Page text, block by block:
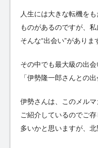
人生には大きな転機をも
ものがあるのですが、
そんな“出会い”がありま
その中でも最大級の出
「伊勢隆一郎さんとの出
伊勢さんは、このメル
ご紹介しているのでご存
多いかと思いますが、北